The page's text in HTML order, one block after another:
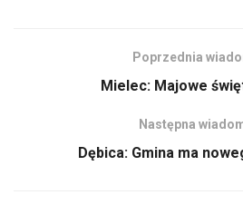
Poprzednia
Mielec: Majowe
Następna
Dębica: Gmina ma